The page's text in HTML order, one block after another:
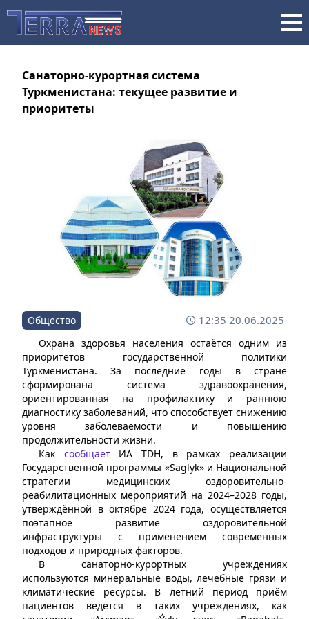
Санаторно-курортная система
Туркменистана: текущее развитие и
приоритеты
Общество 12:35 20.06.2025
Охрана здоровья населения остаётся одним из
приоритетов государственной политики
Туркменистана. За последние годы в стране
сформирована система здравоохранения,
ориентированная на профилактику и раннюю
диагностику заболеваний, что способствует снижению
уровня заболеваемости и повышению
продолжительности жизни.
Как сообщаетИА TDH, в рамках реализации
Государственной программы «Saglyk» и Национальной
стратегии медицинских оздоровительно-
реабилитационных мероприятий на 2024–2028 годы,
утверждённой в октябре 2024 года, осуществляется
поэтапное развитие оздоровительной
инфраструктуры с применением современных
подходов и природных факторов.
В санаторно-курортных учреждениях
используются минеральные воды, лечебные грязи и
климатические ресурсы. В летний период приём
пациентов ведётся в таких учреждениях, как